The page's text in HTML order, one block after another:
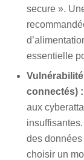
secure ».
essentielle
connectés) :
aux
des
choisir un